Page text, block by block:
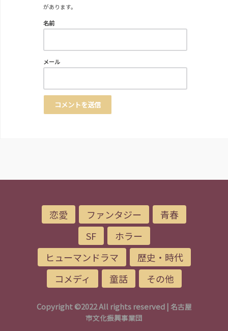
があります。
名前
メール
恋愛 ファンタジー
青春
SF
ホラー
ヒューマンドラマ
歴史・時代
コメディ
童話 その他
Copyright ©2022 All rights reserved | 名古屋
市文化振興事業団